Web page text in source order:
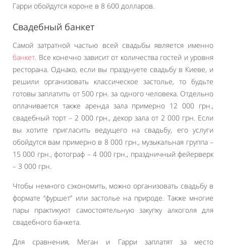
Гарри обойдутся короне в 8 600 долларов.
Свадебный банкет
Самой затратной частью всей свадьбы является именно
банкет . Все конечно зависит от количества гостей и уровня
ресторана. Однако, если вы празднуете свадьбу в Киеве, и
решили организовать классическое застолье, то будьте
готовы заплатить от 500 грн. за одного человека. Отдельно
оплачивается также аренда зала примерно 12 000 грн.,
свадебный торт – 2 000 грн., декор зала от 2 000 грн. Если
вы хотите пригласить ведущего на свадьбу, его услуги
обойдутся вам примерно в 8 000 грн., музыкальная группа –
15 000 грн., фотограф – 4 000 грн., праздничный фейерверк
– 3 000 грн.
Чтобы немного сэкономить, можно организовать свадьбу в
формате “фуршет” или застолье на природе. Также многие
пары практикуют самостоятельную закупку алкоголя для
свадебного банкета.
Для сравнения, Меган и Гарри заплатят за место